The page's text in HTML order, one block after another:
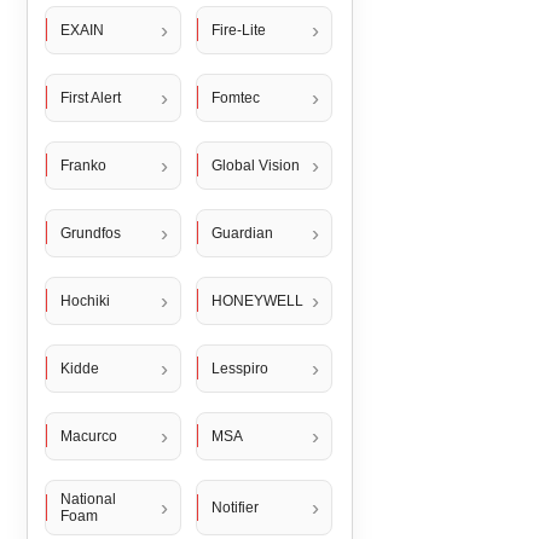
EXAIN Fire-Lite
First Alert Fomtec
Franko Global Vision
Grundfos Guardian
Hochiki HONEYWELL
Kidde Lesspiro
Macurco MSA
National
Foam
Notifier